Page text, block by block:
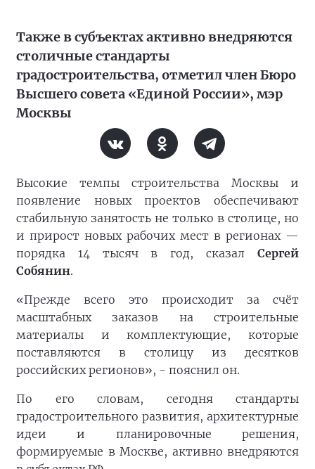
Также в субъектах активно внедряются
столичные стандарты
градостроительства, отметил член Бюро
Высшего совета «Единой России», мэр
Москвы
Высокие темпы строительства Москвы и
появление новых проектов обеспечивают
стабильную занятость не только в столице, но
и прирост новых рабочих мест в регионах —
порядка 14 тысяч в год, сказал Сергей
Собянин.
«Прежде всего это происходит за счёт
масштабных заказов на строительные
материалы и комплектующие, которые
поставляются в столицу из десятков
российских регионов», - пояснил он.
По его словам, сегодня стандарты
градостроительного развития, архитектурные
идеи и планировочные решения,
формируемые в Москве, активно внедряются